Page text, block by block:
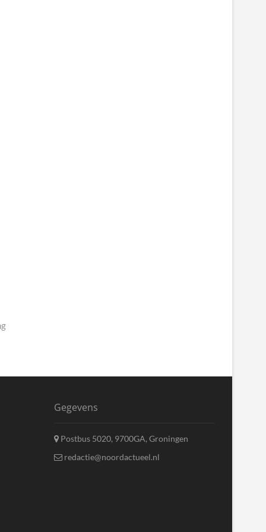
Gegevens
Postbus 5020, 9700GA, Groningen
redactie@noordactueel.nl